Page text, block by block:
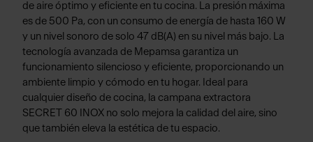
de aire óptimo y eficiente en tu cocina. La presión máxima
es de 500 Pa, con un consumo de energía de hasta 160 W
y un nivel sonoro de solo 47 dB(A) en su nivel más bajo. La
tecnología avanzada de Mepamsa garantiza un
funcionamiento silencioso y eficiente, proporcionando un
ambiente limpio y cómodo en tu hogar. Ideal para
cualquier diseño de cocina, la campana extractora
SECRET 60 INOX no solo mejora la calidad del aire, sino
que también eleva la estética de tu espacio.